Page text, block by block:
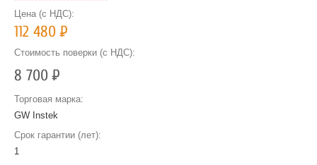
Цена (с НДС):
112 480Р
Стоимость поверки (с НДС):
8 700Р
Торговая марка:
GW Instek
Срок гарантии (лет):
1